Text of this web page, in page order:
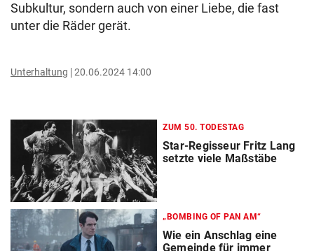
Subkultur, sondern auch von einer Liebe, die fast
unter die Räder gerät.
Unterhaltung 20.06.2024 14:00
ZUM 50. TODESTAG
Star-Regisseur Fritz Lang
setzte viele Maßstäbe
„BOMBING OF PAN AM“
Wie ein Anschlag eine
Gemeinde für immer